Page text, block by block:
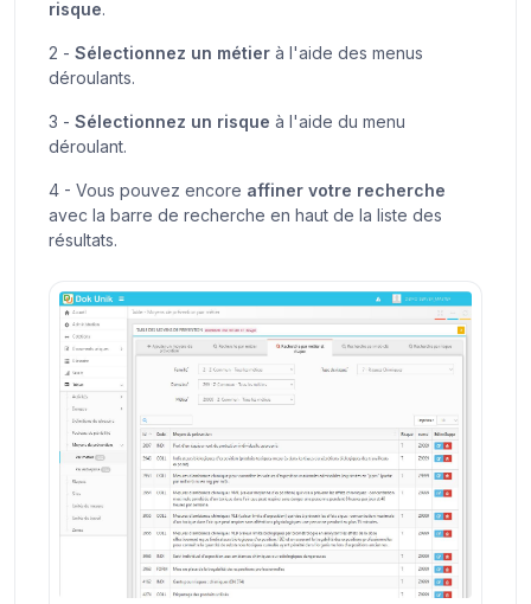
risque.
2 - Sélectionnez un métier à l'aide des menus
déroulants.
3 - Sélectionnez un risque à l'aide du menu
déroulant.
4 - Vous pouvez encore affiner votre recherche
avec la barre de recherche en haut de la liste des
résultats.